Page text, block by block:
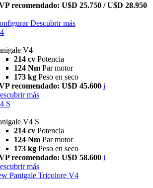
recomendado: U$D 25.750 / U$D 28.950
Descubrir más
V4
214 cv Potencia
124 Nm Par motor
173 kg Peso en seco
recomendado: U$D 45.600 i
más
S
V4 S
214 cv Potencia
124 Nm Par motor
173 kg Peso en seco
recomendado: U$D 58.600 i
más
Panigale Tricolore V4